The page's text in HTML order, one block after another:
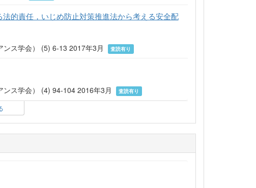
的責任，いじめ防止対策推進法から考える安全配
ス学会） (5) 6-13 2017年3月
査読有り
ス学会） (4) 94-104 2016年3月
査読有り